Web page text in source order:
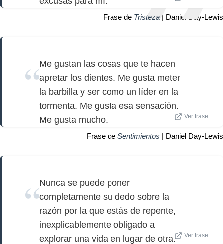
Frase de Tristeza | Daniel Day-Lewis
Me gustan las cosas que te hacen
apretar los dientes. Me gusta meter
la barbilla y ser como un líder en la
tormenta. Me gusta esa sensación.
Me gusta mucho.
Ver frase
Frase de Sentimientos | Daniel Day-Lewis
Nunca se puede poner
completamente su dedo sobre la
razón por la que estás de repente,
inexplicablemente obligado a
explorar una vida en lugar de otra.
Ver frase